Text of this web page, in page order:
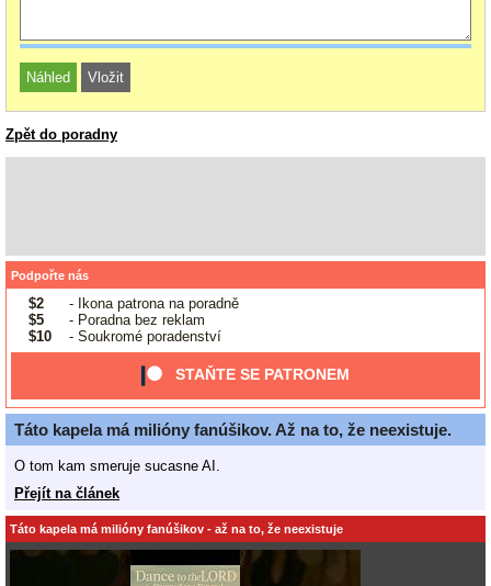
Zpět do poradny
Podpořte nás
$2
- Ikona patrona na poradně
$5
- Poradna bez reklam
$10
- Soukromé poradenství
STAŇTE SE PATRONEM
Táto kapela má milióny fanúšikov. Až na to, že neexistuje.
O tom kam smeruje sucasne AI.
Přejít na článek
Táto kapela má milióny fanúšikov - až na to, že neexistuje